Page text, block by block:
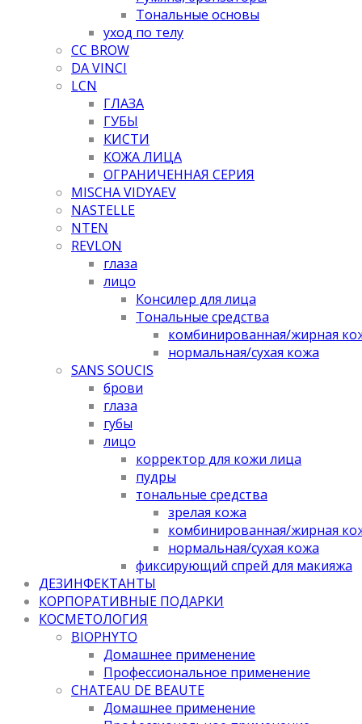
Тональные основы
уход по телу
CC BROW
DA VINCI
LCN
ГЛАЗА
ГУБЫ
КИСТИ
КОЖА ЛИЦА
ОГРАНИЧЕННАЯ СЕРИЯ
MISCHA VIDYAEV
NASTELLE
NTEN
REVLON
глаза
лицо
Консилер для лица
Тональные средства
комбинированная/жирная
нормальная/cухая кожа
SANS SOUCIS
брови
глаза
губы
лицо
корректор для кожи лица
пудры
тональные средства
зрелая кожа
комбинированная/жирная
нормальная/cухая кожа
фиксирующий спрей для макияжа
ДЕЗИНФЕКТАНТЫ
КОРПОРАТИВНЫЕ ПОДАРКИ
КОСМЕТОЛОГИЯ
BIOPHYTO
Домашнее применение
Профессиональное применение
CHATEAU DE BEAUTE
Домашнее применение